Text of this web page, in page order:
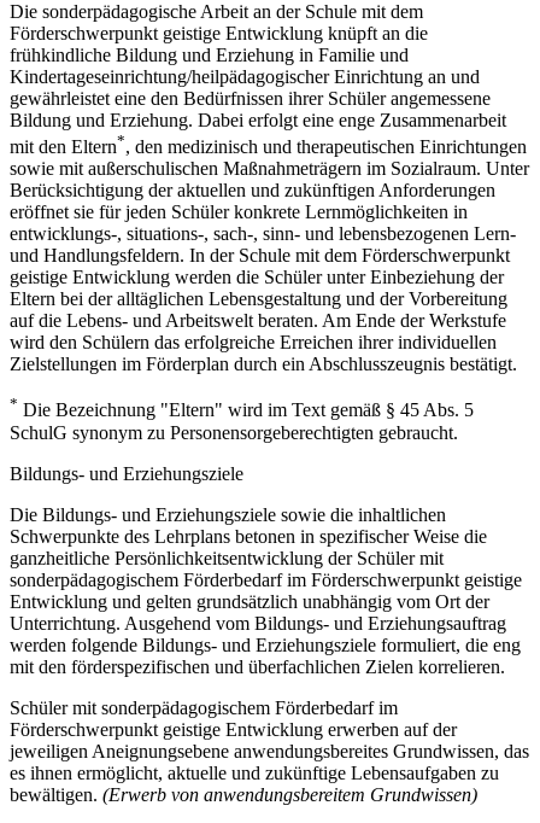
Die sonderpädagogische Arbeit an der Schule mit dem
Förderschwerpunkt geistige Entwicklung knüpft an die
frühkindliche Bildung und Erziehung in Familie und
Kindertageseinrichtung/heilpädagogischer Einrichtung an und
gewährleistet eine den Bedürfnissen ihrer Schüler angemessene
Bildung und Erziehung. Dabei erfolgt eine enge Zusammenarbeit
mit den Eltern*, den medizinisch und therapeutischen Einrichtungen
sowie mit außerschulischen Maßnahmeträgern im Sozialraum. Unter
Berücksichtigung der aktuellen und zukünftigen Anforderungen
eröffnet sie für jeden Schüler konkrete Lernmöglichkeiten in
entwicklungs-, situations-, sach-, sinn- und lebensbezogenen Lern-
und Handlungsfeldern. In der Schule mit dem Förderschwerpunkt
geistige Entwicklung werden die Schüler unter Einbeziehung der
Eltern bei der alltäglichen Lebensgestaltung und der Vorbereitung
auf die Lebens- und Arbeitswelt beraten. Am Ende der Werkstufe
wird den Schülern das erfolgreiche Erreichen ihrer individuellen
Zielstellungen im Förderplan durch ein Abschlusszeugnis bestätigt.
* Die Bezeichnung "Eltern" wird im Text gemäß § 45 Abs. 5
SchulG synonym zu Personensorgeberechtigten gebraucht.
Bildungs- und Erziehungsziele
Die Bildungs- und Erziehungsziele sowie die inhaltlichen
Schwerpunkte des Lehrplans betonen in spezifischer Weise die
ganzheitliche Persönlichkeitsentwicklung der Schüler mit
sonderpädagogischem Förderbedarf im Förderschwerpunkt geistige
Entwicklung und gelten grundsätzlich unabhängig vom Ort der
Unterrichtung. Ausgehend vom Bildungs- und Erziehungsauftrag
werden folgende Bildungs- und Erziehungsziele formuliert, die eng
mit den förderspezifischen und überfachlichen Zielen korrelieren.
Schüler mit sonderpädagogischem Förderbedarf im
Förderschwerpunkt geistige Entwicklung erwerben auf der
jeweiligen Aneignungsebene anwendungsbereites Grundwissen, das
es ihnen ermöglicht, aktuelle und zukünftige Lebensaufgaben zu
bewältigen. (Erwerb von anwendungsbereitem Grundwissen)